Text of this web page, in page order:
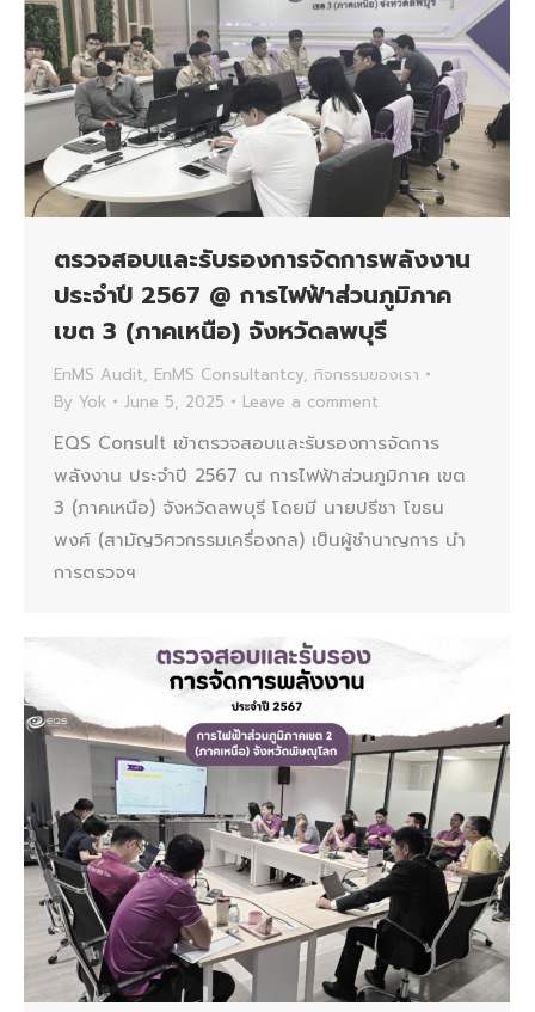
ตรวจสอบและรับรองการจัดการพลังงาน
ประจำปี 2567 @ การไฟฟ้าส่วนภูมิภาค
เขต 3 (ภาคเหนือ) จังหวัดลพบุรี
EnMS Audit, EnMS Consultantcy, กิจกรรมของเรา
By Yok June 5, 2025 Leave a comment
EQS Consult เข้าตรวจสอบและรับรองการจัดการ
พลังงาน ประจำปี 2567 ณ การไฟฟ้าส่วนภูมิภาค เขต
3 (ภาคเหนือ) จังหวัดลพบุรี โดยมี นายปรีชา โขธน
พงศ์ (สามัญวิศวกรรมเครื่องกล) เป็นผู้ชำนาญการ นำ
การตรวจฯ